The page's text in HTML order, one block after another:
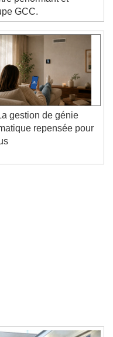
will cancel
performant et
GCC.
gestion de génie
repensée pour